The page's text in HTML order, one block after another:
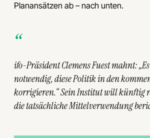
Planansätzen ab – nach unten.
ifo-Präsident Clemens Fuest mahnt:
notwendig, diese Politik in den
korrigieren.“ Sein Institut will künftig
die tatsächliche Mittelverwendung